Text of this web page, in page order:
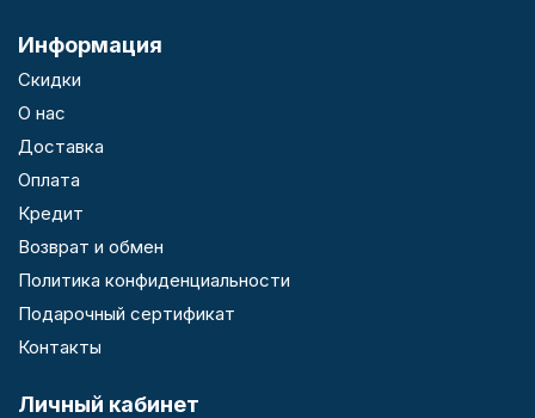
Информация
Скидки
О нас
Доставка
Оплата
Кредит
Возврат и обмен
Политика конфиденциальности
Подарочный сертификат
Контакты
Личный кабинет